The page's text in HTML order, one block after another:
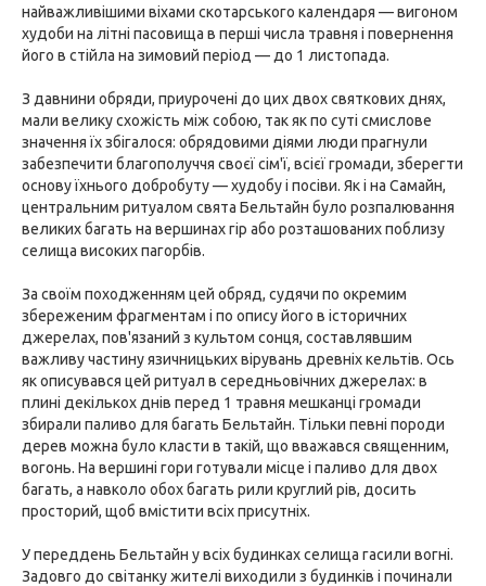
найважливішими віхами скотарського календаря — вигоном
худоби на літні пасовища в перші числа травня і повернення
його в стійла на зимовий період — до 1 листопада.
З давнини обряди, приурочені до цих двох святкових днях,
мали велику схожість між собою, так як по суті смислове
значення їх збігалося: обрядовими діями люди прагнули
забезпечити благополуччя своєї сім'ї, всієї громади, зберегти
основу їхнього добробуту — худобу і посіви. Як і на Самайн,
центральним ритуалом свята Бельтайн було розпалювання
великих багать на вершинах гір або розташованих поблизу
селища високих пагорбів.
За своїм походженням цей обряд, судячи по окремим
збереженим фрагментам і по опису його в історичних
джерелах, пов'язаний з культом сонця, составлявшим
важливу частину язичницьких вірувань древніх кельтів. Ось
як описувався цей ритуал в середньовічних джерелах: в
плині декількох днів перед 1 травня мешканці громади
збирали паливо для багать Бельтайн. Тільки певні породи
дерев можна було класти в такій, що вважався священним,
вогонь. На вершині гори готували місце і паливо для двох
багать, а навколо обох багать рили круглий рів, досить
просторий, щоб вмістити всіх присутніх.
У переддень Бельтайн у всіх будинках селища гасили вогні.
Задовго до світанку жителі виходили з будинків і починали